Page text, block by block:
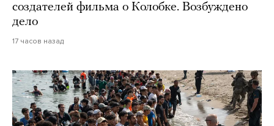
создателей фильма о Колобке. Возбуждено
дело
17 часов назад